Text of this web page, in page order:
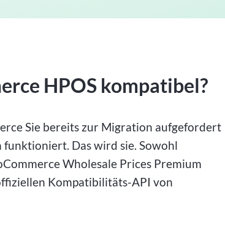
HPOS kompatibel?
Sie bereits zur Migration aufgefordert
Das wird sie. Sowohl
Wholesale Prices Premium
Kompatibilitäts-API von